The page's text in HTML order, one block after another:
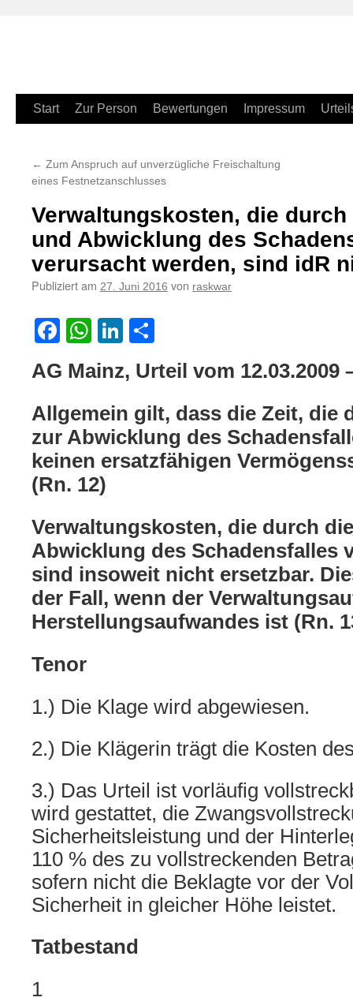
Zum
springen
Start Zur Person Bewertungen Impressum
← Zum Anspruch auf unverzügliche Freischaltung
eines Festnetzanschlusses
Verwaltungskosten, die
und Abwicklung des
verursacht werden, sind idR
Publiziert am 27. Juni 2016 von raskwar
Facebook
WhatsApp
LinkedIn
AG Mainz, Urteil vom 12.03.2009
Allgemein gilt, dass die Zeit, die
zur Abwicklung des
keinen ersatzfähigen
(Rn. 12)
Verwaltungskosten, die durch
Abwicklung des Schadensfalles
sind insoweit nicht ersetzbar.
der Fall, wenn der
Herstellungsaufwandes ist (Rn.
Tenor
1.) Die Klage wird abgewiesen.
2.) Die Klägerin trägt die Kosten
3.) Das Urteil ist vorläufig
wird gestattet, die
Sicherheitsleistung und der
110 % des zu vollstreckenden
sofern nicht die Beklagte vor der
Sicherheit in gleicher Höhe leistet.
Tatbestand
1